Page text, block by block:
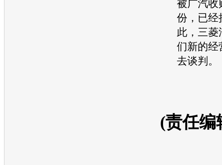
被广汽收
份，已经
此， 三菱
们新的经
去谈判。
(责任编